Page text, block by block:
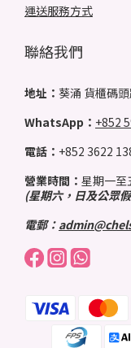
運送服務方式
聯絡我們
地址： 葵涌 貨櫃碼
WhatsApp： +852
電話： +852 3622
營業時間： 星期一
(星期六，日及公眾
電郵：